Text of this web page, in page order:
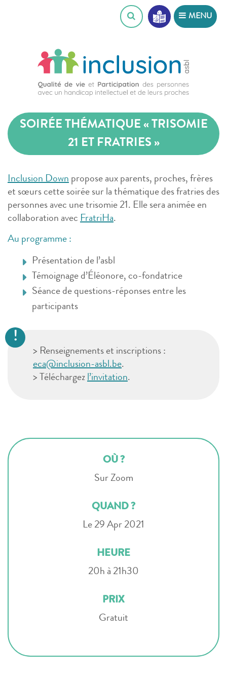
MENU
SOIRÉE THÉMATIQUE « TRISOMIE
21 ET FRATRIES »
Inclusion Down propose aux parents, proches, frères
et sœurs cette soirée sur la thématique des fratries des
personnes avec une trisomie 21. Elle sera animée en
collaboration avec FratriHa.
Au programme :
Présentation de l’asbl
Témoignage d’Éléonore, co-fondatrice
Séance de questions-réponses entre les
participants
> Renseignements et inscriptions :
eca@inclusion-asbl.be.
> Téléchargez l’invitation.
OÙ ?
Sur Zoom
QUAND ?
Le 29 Apr 2021
HEURE
20h à 21h30
PRIX
Gratuit